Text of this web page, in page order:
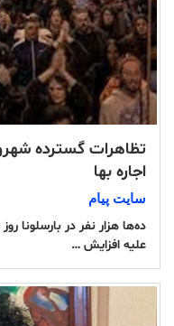
تظاهرات گسترده
اجاره بها
سایت پیام
علیه افزایش …